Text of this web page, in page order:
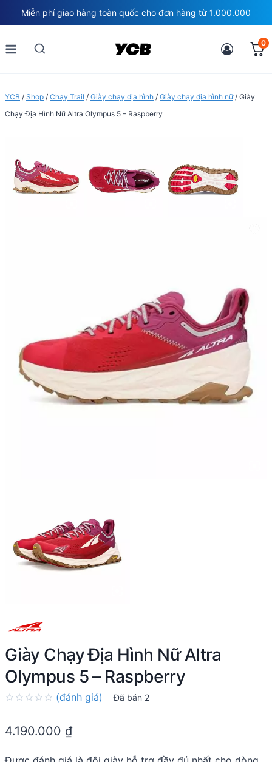
to
content
Miễn phí giao hàng toàn quốc cho đơn hàng từ 1.000.000
0
YCB / Shop / Chạy Trail / Giày chạy địa hình / Giày chạy địa hình nữ/ Giày
Chạy Địa Hình Nữ Altra Olympus 5 – Raspberry
Giày Chạy Địa Hình Nữ Altra
Olympus 5 – Raspberry
out
(đánh giá) Đã bán 2
4.190.000 ₫